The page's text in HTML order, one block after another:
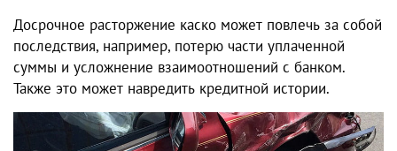
Досрочное расторжение каско может повлечь за собой
последствия, например, потерю части уплаченной
суммы и усложнение взаимоотношений с банком.
Также это может навредить кредитной истории.